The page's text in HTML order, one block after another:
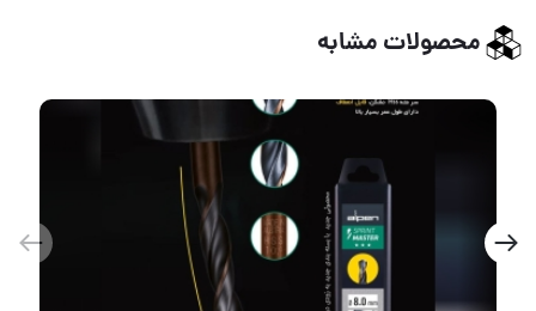
محصولات مشابه